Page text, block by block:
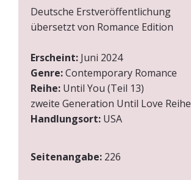
Deutsche Erstveröffentlichung
übersetzt von Romance Edition
Erscheint: Juni 2024
Genre:Contemporary Romance
Reihe: Until You (Teil 13)
zweite Generation Until Love Reihe
Handlungsort: USA
Seitenangabe: 226